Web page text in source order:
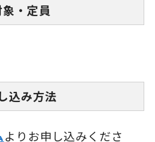
・定員
込み方法
よりお申し込みくださ